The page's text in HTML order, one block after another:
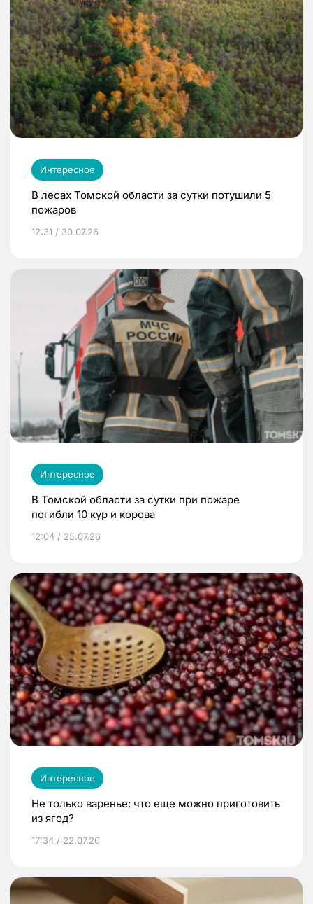
Интересное
В лесах Томской области за сутки потушили 5
пожаров
12:31 / 30.07.26
Интересное
В Томской области за сутки при пожаре
погибли 10 кур и корова
12:04 / 25.07.26
Интересное
Не только варенье: что еще можно приготовить
из ягод?
17:34 / 22.07.26